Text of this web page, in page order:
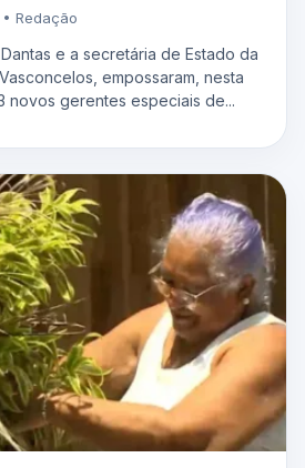
Redação
e a secretária de Estado da
empossaram, nesta
novos gerentes especiais de...